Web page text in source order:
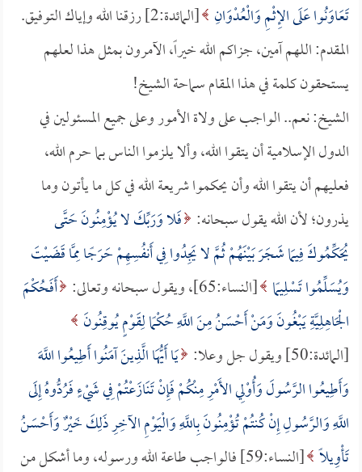
تَعَاوَنُوا عَلَى الإِثْمِ وَالْعُدْوَانِ [المائدة:2] رزقنا الله وإياك التوفيق.
المقدم: اللهم آمين، جزاكم الله خيراً، الآمرون بمثل هذا لعلهم
يستحقون كلمة في هذا المقام سماحة الشيخ!
الشيخ: نعم.. الواجب على ولاة الأمور وعلى جميع المسئولين في
الدول الإسلامية أن يتقوا الله، وألا يلزموا الناس بما حرم الله،
فعليهم أن يتقوا الله وأن يحكموا شريعة الله في كل ما يأتون وما
يذرون؛ لأن الله يقول سبحانه: فَلا وَرَبِّكَ لا يُؤْمِنُونَ حَتَّى
يُحَكِّمُوكَ فِيمَا شَجَرَ بَيْنَهُمْ ثُمَّ لا يَجِدُوا فِي أَنفُسِهِمْ حَرَجًا مِمَّا قَضَيْتَ
وَيُسَلِّمُوا تَسْلِيمًا [النساء:65]، ويقول سبحانه وتعالى:
أَفَحُكْمَ
الْجَاهِلِيَّةِ يَبْغُونَ وَمَنْ أَحْسَنُ مِنَ اللَّهِ حُكْمًا لِقَوْمٍ يُوقِنُونَ
[المائدة:50] ويقول جل وعلا:
يَا أَيُّهَا الَّذِينَ آمَنُوا أَطِيعُوا اللَّهَ
وَأَطِيعُوا الرَّسُولَ وَأُوْلِي الأَمْرِ مِنْكُمْ فَإِنْ تَنَازَعْتُمْ فِي شَيْءٍ فَرُدُّوهُ إِلَى
اللَّهِ وَالرَّسُولِ إِنْ كُنتُمْ تُؤْمِنُونَ بِاللَّهِ وَالْيَوْمِ الآخِرِ ذَلِكَ خَيْرٌ وَأَحْسَنُ
تَأْوِيلًا
[النساء:59] فالواجب طاعة الله ورسوله، وما أشكل من